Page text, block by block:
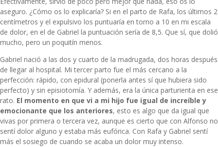
aseguro. ¿Cómo os lo explicaría? Si en el parto de Rafa, los últimos 2
centímetros y el expulsivo los puntuaría en torno a 10 en mi escala
de dolor, en el de Gabriel la puntuación sería de 8,5. Que sí, que dolió
mucho, pero un poquitín menos.
Gabriel nació a las dos y cuarto de la madrugada, dos horas después
de llegar al hospital. Mi tercer parto fue el más cercano a la
perfección: rápido, con epidural (ponerla antes sí que hubiera sido
perfecto) y sin episiotomía. Y además, era la única parturienta en ese
rato. El momento en que vi a mi hijo fue igual de increíble y
emocionante que los anteriores, esto es algo que da igual que
vivas por primera o tercera vez, aunque es cierto que con Alfonso no
sentí dolor alguno y estaba más eufórica. Con Rafa y Gabriel sentí
más el sosiego de cuando se acaba un dolor muy intenso.